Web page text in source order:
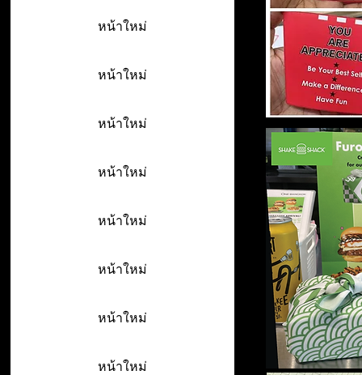
หน้าใหม่
หน้าใหม่
หน้าใหม่
หน้าใหม่
หน้าใหม่
หน้าใหม่
หน้าใหม่
หน้าใหม่